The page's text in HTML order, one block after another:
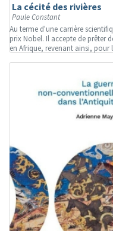
La cécité des rivières
Paule Constant
Au terme d'une carrière
prix Nobel. Il accepte de prêter
en Afrique, revenant ainsi, pour